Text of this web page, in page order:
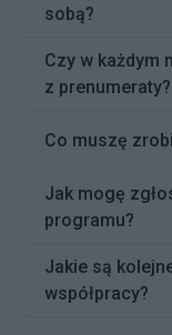
sobą?
Czy w każdym
z prenumeraty?
Co muszę
Jak mogę
programu?
Jakie są
współpracy?